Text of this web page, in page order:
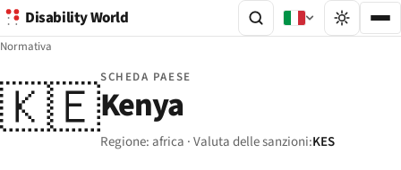
Disability World
Normativa
🇰🇪SCHEDA PAESE
Kenya
Regione: africa · Valuta delle sanzioni:KES